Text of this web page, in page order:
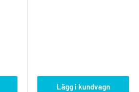
Lägg i kundvagn